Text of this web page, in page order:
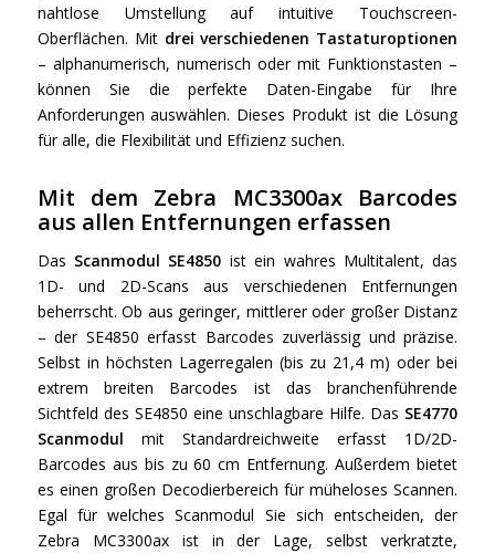
nahtlose Umstellung auf intuitive Touchscreen-
Oberflächen. Mit drei verschiedenen Tastaturoptionen
– alphanumerisch, numerisch oder mit Funktionstasten –
können Sie die perfekte Daten-Eingabe für Ihre
Anforderungen auswählen. Dieses Produkt ist die Lösung
für alle, die Flexibilität und Effizienz suchen.
Mit dem Zebra MC3300ax Barcodes
aus allen Entfernungen erfassen
Das Scanmodul SE4850 ist ein wahres Multitalent, das
1D- und 2D-Scans aus verschiedenen Entfernungen
beherrscht. Ob aus geringer, mittlerer oder großer Distanz
– der SE4850 erfasst Barcodes zuverlässig und präzise.
Selbst in höchsten Lagerregalen (bis zu 21,4 m) oder bei
extrem breiten Barcodes ist das branchenführende
Sichtfeld des SE4850 eine unschlagbare Hilfe. Das SE4770
Scanmodul mit Standardreichweite erfasst 1D/2D-
Barcodes aus bis zu 60 cm Entfernung. Außerdem bietet
es einen großen Decodierbereich für müheloses Scannen.
Egal für welches Scanmodul Sie sich entscheiden, der
Zebra MC3300ax ist in der Lage, selbst verkratzte,